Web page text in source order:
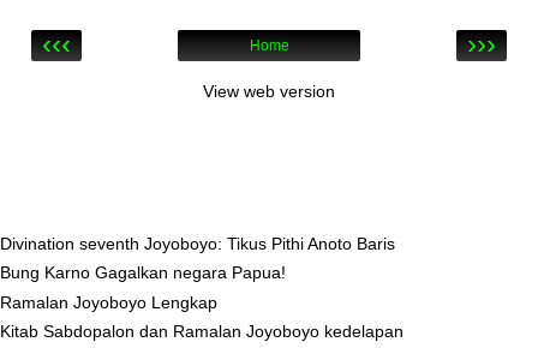
‹‹‹ ›››
Home
View web version
Divination seventh Joyoboyo: Tikus Pithi Anoto Baris
Bung Karno Gagalkan negara Papua!
Ramalan Joyoboyo Lengkap
Kitab Sabdopalon dan Ramalan Joyoboyo kedelapan